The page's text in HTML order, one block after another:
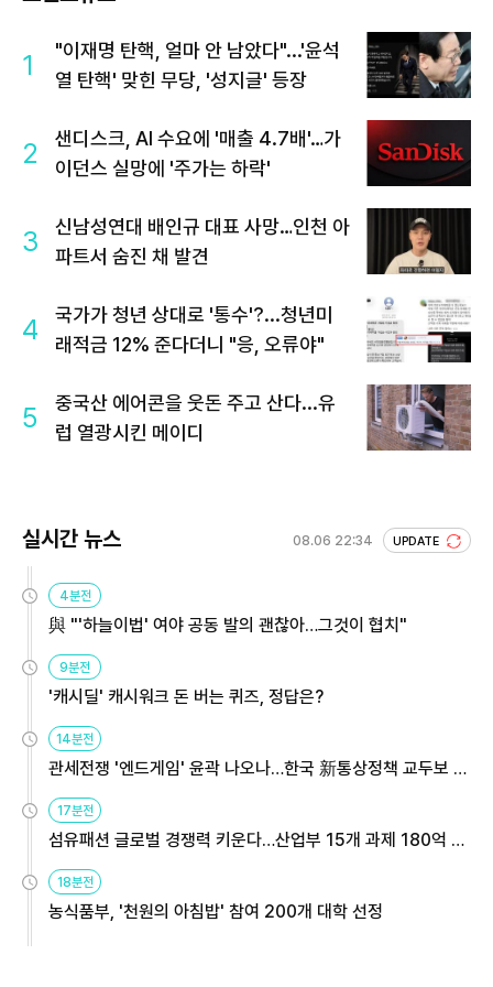
1
"이재명 탄핵, 얼마 안 남았다"...'윤석
열 탄핵' 맞힌 무당, '성지글' 등장
2
샌디스크, AI 수요에 '매출 4.7배'…가
이던스 실망에 '주가는 하락'
3
신남성연대 배인규 대표 사망…인천 아
파트서 숨진 채 발견
4
국가가 청년 상대로 '통수'?...청년미
래적금 12% 준다더니 "응, 오류야"
5
중국산 에어콘을 웃돈 주고 산다...유
럽 열광시킨 메이디
실시간 뉴스 08.06 22:34 UPDATE
4분전
與 "'하늘이법' 여야 공동 발의 괜찮아…그것이 협치"
9분전
'캐시딜' 캐시워크 돈 버는 퀴즈, 정답은?
14분전
관세전쟁 '엔드게임' 윤곽 나오나…한국 新통상정책 교두보 활
용해야
17분전
섬유패션 글로벌 경쟁력 키운다…산업부 15개 과제 180억 지
원
18분전
농식품부, '천원의 아침밥' 참여 200개 대학 선정